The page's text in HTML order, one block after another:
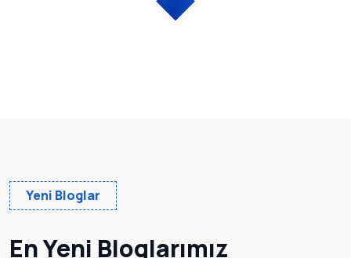
Yeni Bloglar
En Yeni Bloglarımız